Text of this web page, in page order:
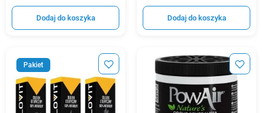
Dodaj do koszyka Dodaj do koszyka
Pakiet